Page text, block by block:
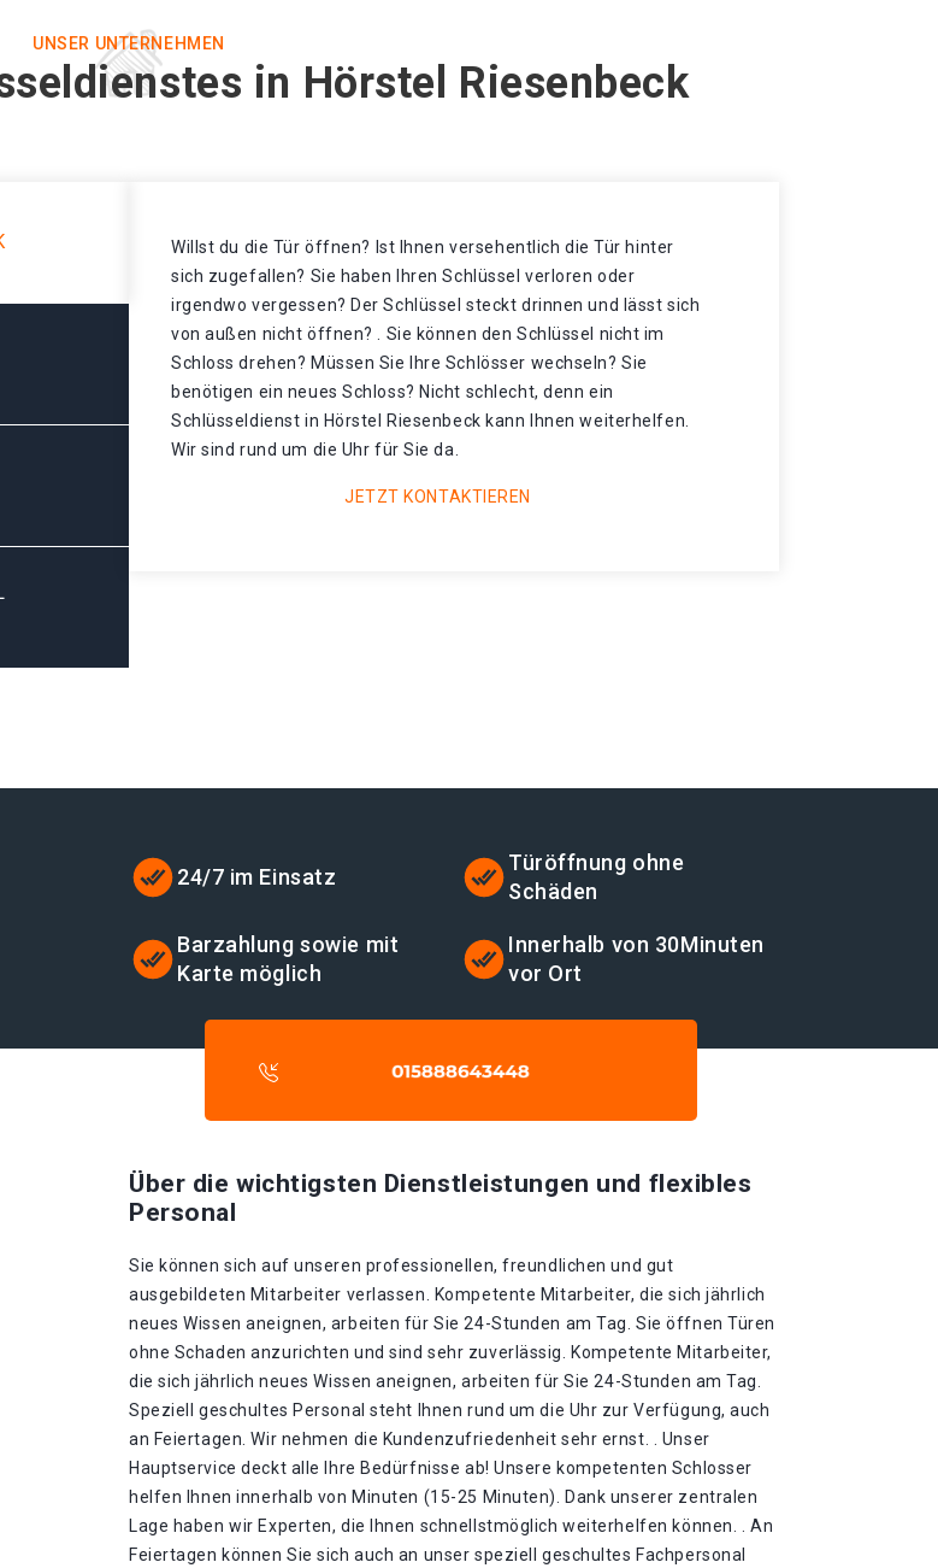
UNSER UNTERNEHMEN
in Hörstel Riesenbeck
Willst du die Tür öffnen? Ist Ihnen versehentlich die Tür hinter
sich zugefallen? Sie haben Ihren Schlüssel verloren oder
irgendwo vergessen? Der Schlüssel steckt drinnen und lässt sich
von außen nicht öffnen? . Sie können den Schlüssel nicht im
Schloss drehen? Müssen Sie Ihre Schlösser wechseln? Sie
benötigen ein neues Schloss? Nicht schlecht, denn ein
Schlüsseldienst in Hörstel Riesenbeck kann Ihnen weiterhelfen.
Wir sind rund um die Uhr für Sie da.
JETZT KONTAKTIEREN
24/7 im Einsatz
Türöffnung ohne
Schäden
Barzahlung sowie mit
Karte möglich
Innerhalb von 30Minuten
vor Ort
Über die wichtigsten Dienstleistungen und flexibles
Personal
Sie können sich auf unseren professionellen, freundlichen und gut
ausgebildeten Mitarbeiter verlassen. Kompetente Mitarbeiter, die sich jährlich
neues Wissen aneignen, arbeiten für Sie 24-Stunden am Tag. Sie öffnen Türen
ohne Schaden anzurichten und sind sehr zuverlässig. Kompetente Mitarbeiter,
die sich jährlich neues Wissen aneignen, arbeiten für Sie 24-Stunden am Tag.
Speziell geschultes Personal steht Ihnen rund um die Uhr zur Verfügung, auch
an Feiertagen. Wir nehmen die Kundenzufriedenheit sehr ernst. . Unser
Hauptservice deckt alle Ihre Bedürfnisse ab! Unsere kompetenten Schlosser
helfen Ihnen innerhalb von Minuten (15-25 Minuten). Dank unserer zentralen
Lage haben wir Experten, die Ihnen schnellstmöglich weiterhelfen können. . An
Feiertagen können Sie sich auch an unser speziell geschultes Fachpersonal